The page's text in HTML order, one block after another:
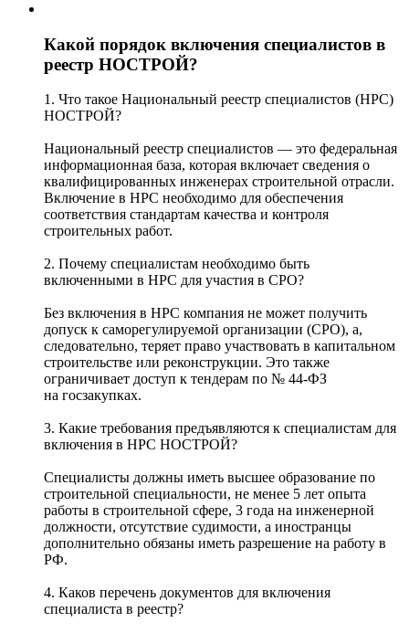
Какой порядок включения специалистов в
реестр НОСТРОЙ?
1. Что такое Национальный реестр специалистов (НРС)
НОСТРОЙ?
Национальный реестр специалистов — это федеральная
информационная база, которая включает сведения о
квалифицированных инженерах строительной отрасли.
Включение в НРС необходимо для обеспечения
соответствия стандартам качества и контроля
строительных работ.
2. Почему специалистам необходимо быть
включенными в НРС для участия в СРО?
Без включения в НРС компания не может получить
допуск к саморегулируемой организации (СРО), а,
следовательно, теряет право участвовать в капитальном
строительстве или реконструкции. Это также
ограничивает доступ к тендерам по № 44-ФЗ
на госзакупках.
3. Какие требования предъявляются к специалистам для
включения в НРС НОСТРОЙ?
Специалисты должны иметь высшее образование по
строительной специальности, не менее 5 лет опыта
работы в строительной сфере, 3 года на инженерной
должности, отсутствие судимости, а иностранцы
дополнительно обязаны иметь разрешение на работу в
РФ.
4. Каков перечень документов для включения
специалиста в реестр?